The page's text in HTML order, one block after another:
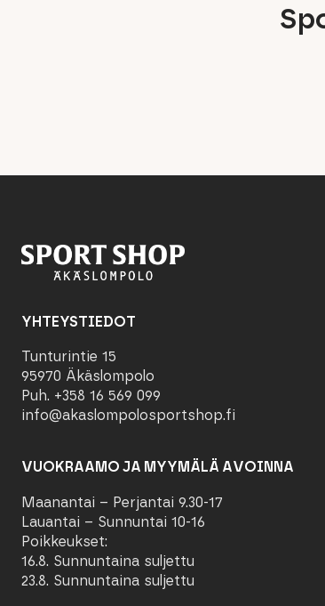
YHTEYSTIEDOT
Tunturintie 15
95970 Äkäslompolo
Puh. +358 16 569 099
info@akaslompolosportshop.fi
VUOKRAAMO JA MYYMÄLÄ AVOINNA
Maanantai – Perjantai 9.30-17
Lauantai – Sunnuntai 10-16
Poikkeukset:
16.8. Sunnuntaina suljettu
23.8. Sunnuntaina suljettu